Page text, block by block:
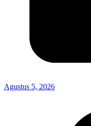
Agustus 5, 2026